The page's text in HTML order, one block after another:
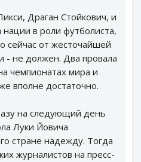
Драган Стойкович, и
в роли футболиста,
сейчас от жесточайшей
- не должен. Два провала
чемпионатах мира и
вполне достаточно.
на следующий день
Луки Йовича
стране надежду. Тогда
журналистов на пресс-